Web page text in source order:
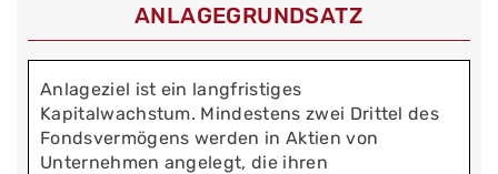
ANLAGEGRUNDSATZ
Anlageziel ist ein langfristiges
Kapitalwachstum. Mindestens zwei Drittel des
Fondsvermögens werden in Aktien von
Unternehmen angelegt, die ihren